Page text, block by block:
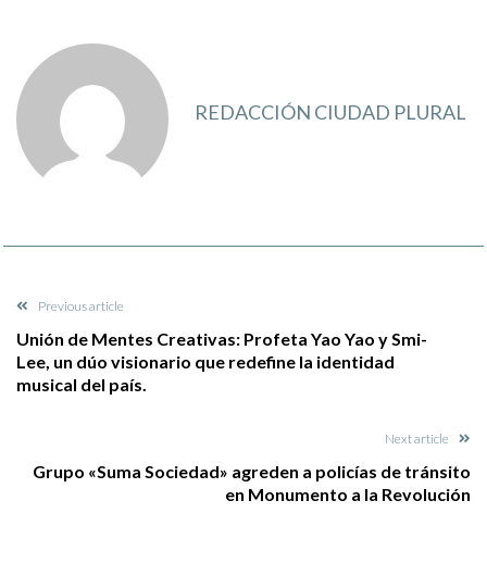
REDACCIÓN CIUDAD PLURAL
Previous article
Unión de Mentes Creativas: Profeta Yao Yao y Smi-
Lee, un dúo visionario que redefine la identidad
musical del país.
Next article
Grupo «Suma Sociedad» agreden a policías de tránsito
en Monumento a la Revolución